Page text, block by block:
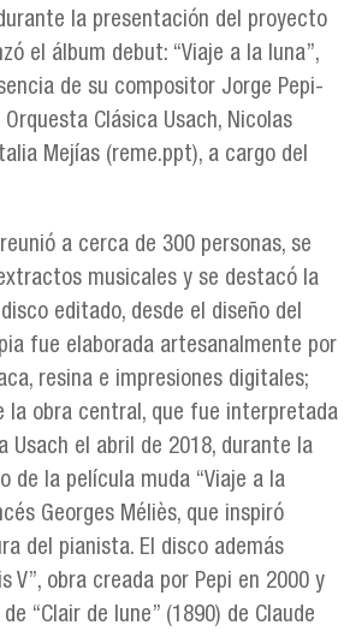
la presentación del proyecto
el álbum debut: “Viaje a la luna”,
de su compositor Jorge Pepi-
Clásica Usach, Nicolas
Mejías (reme.ppt), a cargo del
a cerca de 300 personas, se
musicales y se destacó la
editado, desde el diseño del
fue elaborada artesanalmente por
resina e impresiones digitales;
la obra central, que fue interpretada
Usach el abril de 2018, durante la
de la película muda “Viaje a la
Georges Méliès, que inspiró
del pianista. El disco además
V”, obra creada por Pepi en 2000 y
“Clair de lune” (1890) de Claude